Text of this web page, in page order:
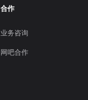
合作
业务咨询
网吧合作